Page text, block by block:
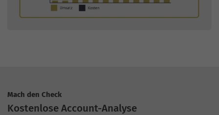
Mach den Check
Kostenlose Account-Analyse